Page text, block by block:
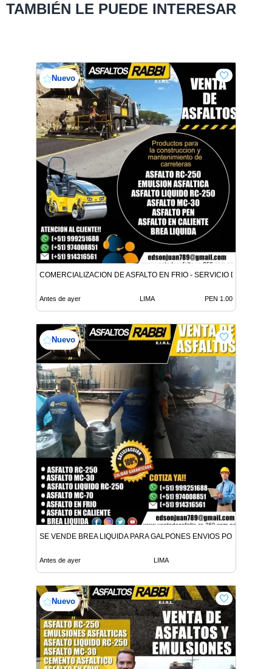
TAMBIÉN LE PUEDE INTERESAR
Nuevo
COMERCIALIZACION DE ASFALTO EN FRIO - SERVICIO DE
Antes de ayer LIMA PEN 1.00
Nuevo
SE VENDE BREA LIQUIDA PARA GALPONES ENVIOS POR
Antes de ayer LIMA
Nuevo